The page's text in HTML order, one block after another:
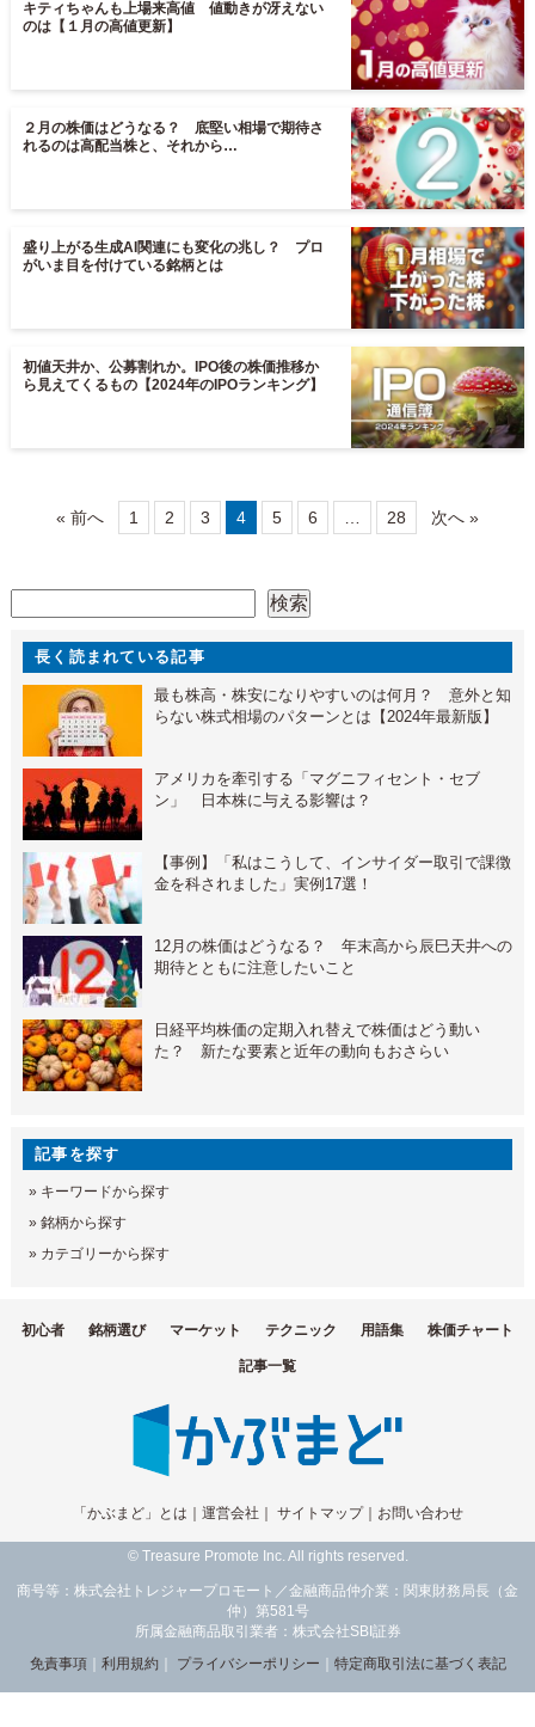
キティちゃんも上場来高値 値動きが冴えない
のは【１月の高値更新】
２月の株価はどうなる？ 底堅い相場で期待さ
れるのは高配当株と、それから…
盛り上がる生成AI関連にも変化の兆し？ プロ
がいま目を付けている銘柄とは
初値天井か、公募割れか。IPO後の株価推移か
ら見えてくるもの【2024年のIPOランキング】
« 前へ 1 2 3 4 5 6 28 次へ »
検索
長く読まれている記事
最も株高・株安になりやすいのは何月？ 意外と知
らない株式相場のパターンとは【2024年最新版】
アメリカを牽引する「マグニフィセント・セブ
ン」 日本株に与える影響は？
【事例】「私はこうして、インサイダー取引で課徴
金を科されました」実例17選！
12月の株価はどうなる？ 年末高から辰巳天井への
期待とともに注意したいこと
日経平均株価の定期入れ替えで株価はどう動い
た？ 新たな要素と近年の動向もおさらい
記事を探す
» キーワードから探す
» 銘柄から探す
» カテゴリーから探す
初心者 銘柄選び マーケット テクニック 用語集 株価チャート
記事一覧
「かぶまど」とは 運営会社 サイトマップ｜ お問い合わせ
© Treasure Promote Inc. All rights reserved.
商号等：株式会社トレジャープロモート／金融商品仲介業：関東財務局長（金
仲）第581号
所属金融商品取引業者：株式会社SBI証券
免責事項｜ 利用規約 プライバシーポリシー 特定商取引法に基づく表記